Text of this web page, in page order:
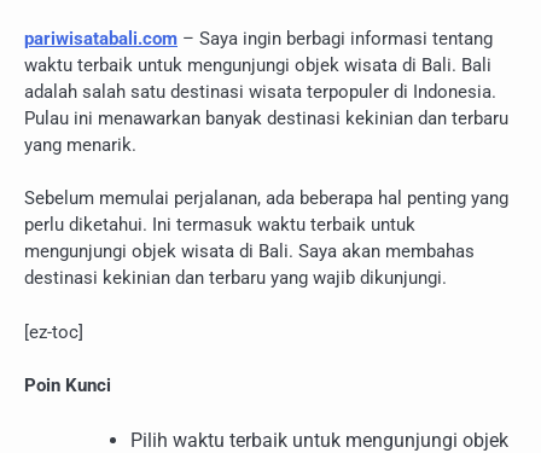
pariwisatabali.com – Saya ingin berbagi informasi tentang
waktu terbaik untuk mengunjungi objek wisata di Bali. Bali
adalah salah satu destinasi wisata terpopuler di Indonesia.
Pulau ini menawarkan banyak destinasi kekinian dan terbaru
yang menarik.
Sebelum memulai perjalanan, ada beberapa hal penting yang
perlu diketahui. Ini termasuk waktu terbaik untuk
mengunjungi objek wisata di Bali. Saya akan membahas
destinasi kekinian dan terbaru yang wajib dikunjungi.
[ez-toc]
Poin Kunci
Pilih waktu terbaik untuk mengunjungi objek